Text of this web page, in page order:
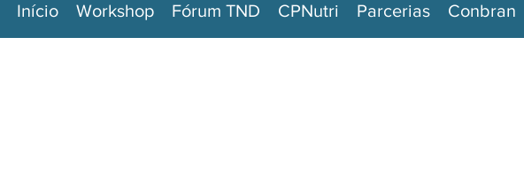
Início Workshop Fórum TND CPNutri Parcerias Conbran